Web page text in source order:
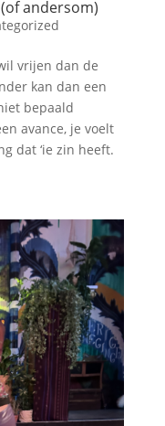
andersom)
vrijen dan de
kan dan een
bepaald
avance, je voelt
dat ‘ie zin heeft.